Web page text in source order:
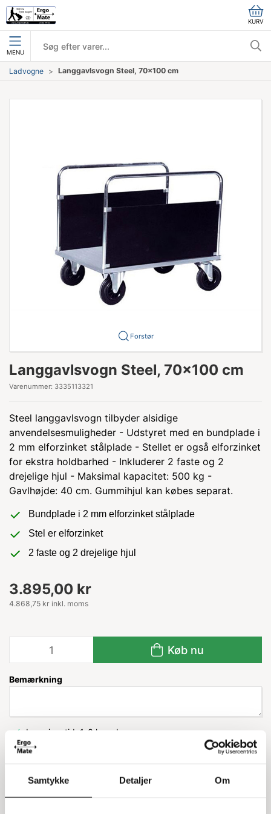
Samtykke Detaljer Om
KURV
MENU
Ladvogne Langgavlsvogn Steel, 70x100 cm
Forstør
Langgavlsvogn Steel, 70x100 cm
Varenummer: 3335113321
Steel langgavlsvogn tilbyder alsidige
anvendelsesmuligheder - Udstyret med en bundplade i
2 mm elforzinket stålplade - Stellet er også elforzinket
for ekstra holdbarhed - Inkluderer 2 faste og 2
drejelige hjul - Maksimal kapacitet: 500 kg -
Gavlhøjde: 40 cm. Gummihjul kan købes separat.
Bundplade i 2 mm elforzinket stålplade
Stel er elforzinket
2 faste og 2 drejelige hjul
3.895,00 kr
4.868,75 kr inkl. moms
Køb nu
Bemærkning
Leveringstid: 1-3 hverdage
Information Specifikationer